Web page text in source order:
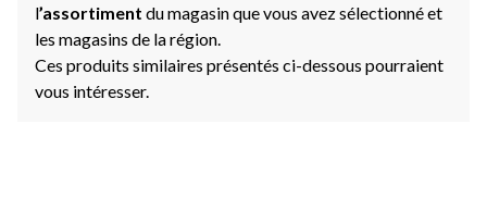
l’assortiment du magasin que vous avez sélectionné et
les magasins de la région.
Ces produits similaires présentés ci-dessous pourraient
vous intéresser.